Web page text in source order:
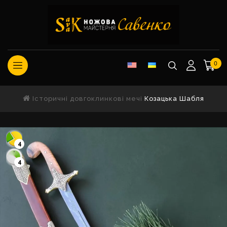
0
Історичні довгоклинкові мечі Козацька Шабля
4
4